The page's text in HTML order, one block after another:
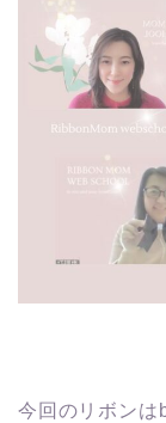
今回のリボンは